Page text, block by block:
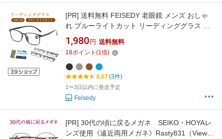
[PR] 送料無料 FEISEDY 老眼鏡 メンズ おしゃ
れ ブルーライトカット リーディンググラス 単
焦点 軽量 スクエア シニアグラス ケース付き
B1418
1,980 円 送料無料
18ポイント (1倍)
4.67(3件)
1〜3日以内に発送予定
Feisedy
[PR] 30代の頃に戻るメガネ SEIKO・HOYAレ
ンズ使用《遠近両用メガネ》Rasty831（View